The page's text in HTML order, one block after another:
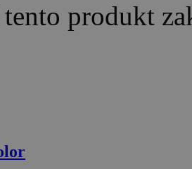
produkt